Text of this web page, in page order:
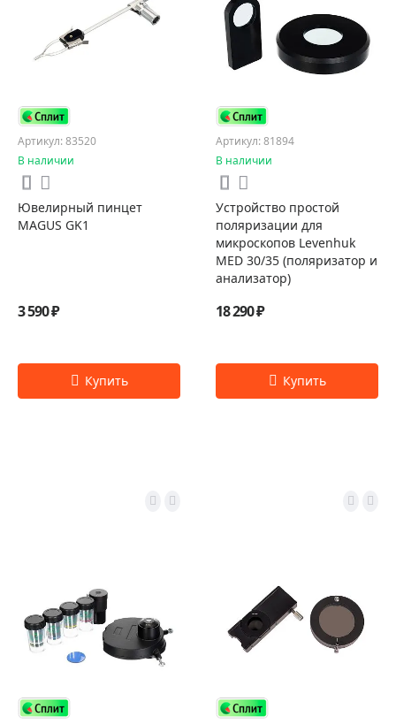
Артикул: 83520
В наличии
Ювелирный пинцет
MAGUS GK1
3 590 ₽
Артикул: 81894
В наличии
Устройство простой
поляризации для
микроскопов Levenhuk
MED 30/35 (поляризатор и
анализатор)
18 290 ₽